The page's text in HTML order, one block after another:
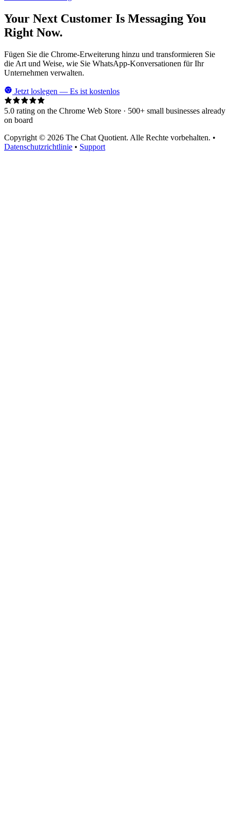
Your Next Customer Is Messaging You
Right Now.
Fügen Sie die Chrome-Erweiterung hinzu und transformieren Sie
die Art und Weise, wie Sie WhatsApp-Konversationen für Ihr
Unternehmen verwalten.
Jetzt loslegen — Es ist kostenlos
5.0 rating on the Chrome Web Store · 500+ small businesses already
on board
Copyright © 2026 The Chat Quotient. Alle Rechte vorbehalten. •
Datenschutzrichtlinie • Support